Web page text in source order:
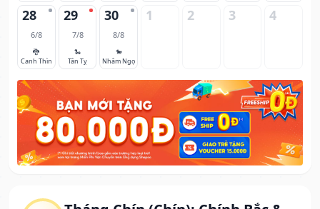
28
6/8
🐉
Canh Thìn
29
7/8
🐍
Tân Tỵ
30
8/8
🐎
Nhâm Ngọ
1 2 3 4